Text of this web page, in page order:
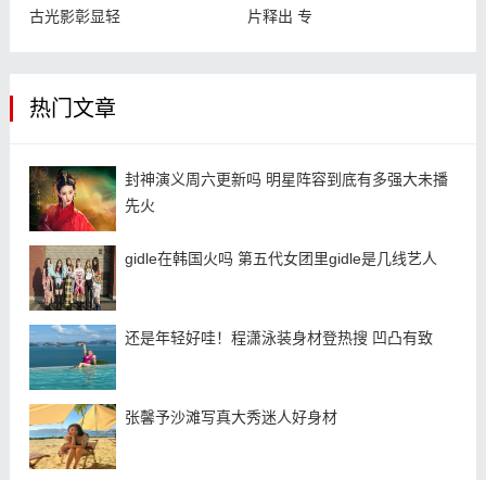
古光影彰显轻
片释出 专
热门文章
封神演义周六更新吗 明星阵容到底有多强大未播
先火
gidle在韩国火吗 第五代女团里gidle是几线艺人
还是年轻好哇！程潇泳装身材登热搜 凹凸有致
张馨予沙滩写真大秀迷人好身材